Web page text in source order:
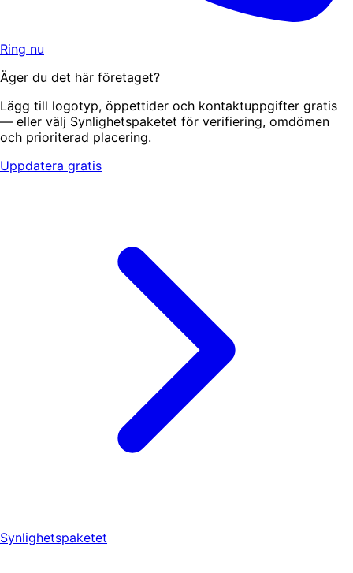
Ring nu
Äger du det här företaget?
Lägg till logotyp, öppettider och kontaktuppgifter gratis
— eller välj Synlighetspaketet för verifiering, omdömen
och prioriterad placering.
Uppdatera gratis
Synlighetspaketet